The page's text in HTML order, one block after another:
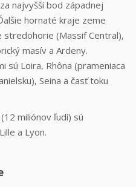
najvyšší bod západnej
hornaté kraje zeme
stredohorie (Massif Central),
masív a Ardeny.
sú Loira, Rhôna (prameniaca
Seina a časť toku
miliónov ľudí) sú
a Lyon.